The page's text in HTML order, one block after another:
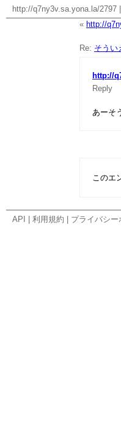
http://q7ny3v.sa.yona.la/2797
« http://
Re: そうい
http://
Reply
あーそ
このエ
API 利用規約 プライバシー